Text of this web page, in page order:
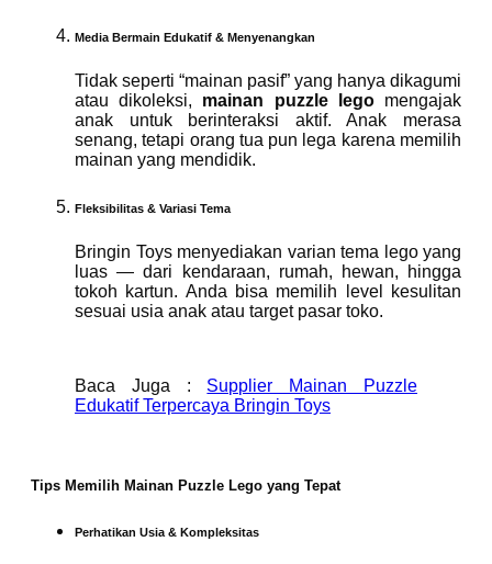
Media Bermain Edukatif & Menyenangkan
Tidak seperti “mainan pasif” yang hanya dikagumi
atau dikoleksi, mainan puzzle legomengajak
anak untuk berinteraksi aktif. Anak merasa
senang, tetapi orang tua pun lega karena memilih
mainan yang mendidik.
Fleksibilitas & Variasi Tema
Bringin Toys menyediakan varian tema lego yang
luas — dari kendaraan, rumah, hewan, hingga
tokoh kartun. Anda bisa memilih level kesulitan
sesuai usia anak atau target pasar toko.
Baca Juga : Supplier Mainan Puzzle
Edukatif Terpercaya Bringin Toys
Tips Memilih Mainan Puzzle Lego yang Tepat
Perhatikan Usia & Kompleksitas